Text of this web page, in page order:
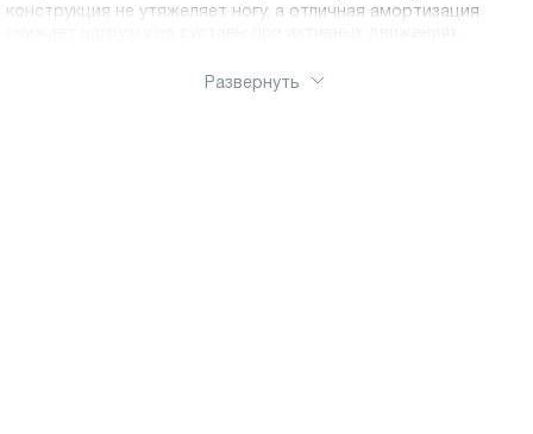
конструкция не утяжеляет ногу, а отличная амортизация
Развернуть